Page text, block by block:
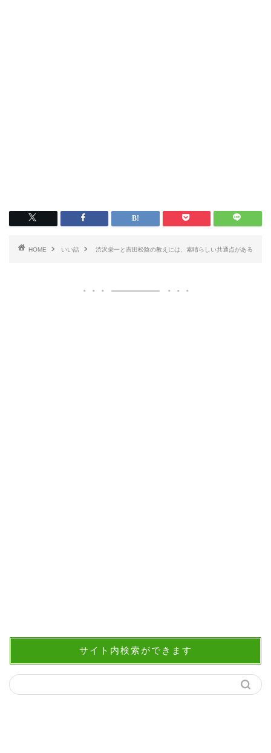
HOME いい話 渋沢栄一と吉田松陰の教えには、素晴らしい共通点がある
サイト内検索ができます